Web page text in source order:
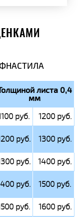
листа 0,4
мм
руб.
1200 руб.
руб. 1300 руб.
руб.
1400 руб.
руб. 1500 руб.
руб. 1600 руб.